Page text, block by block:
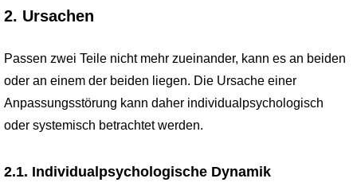
2. Ursachen
Passen zwei Teile nicht mehr zueinander, kann es an beiden
oder an einem der beiden liegen. Die Ursache einer
Anpassungsstörung kann daher individualpsychologisch
oder systemisch betrachtet werden.
2.1. Individualpsychologische Dynamik